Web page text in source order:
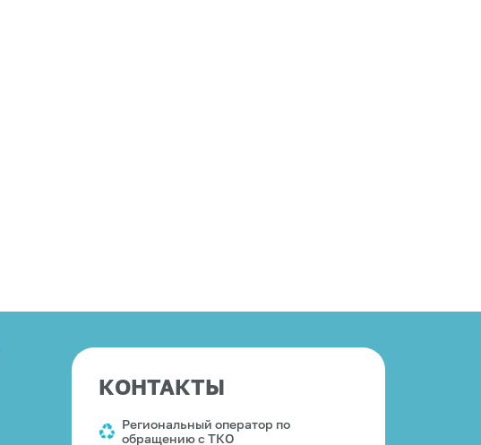
КОНТАКТЫ
Региональный оператор по
обращению с ТКО